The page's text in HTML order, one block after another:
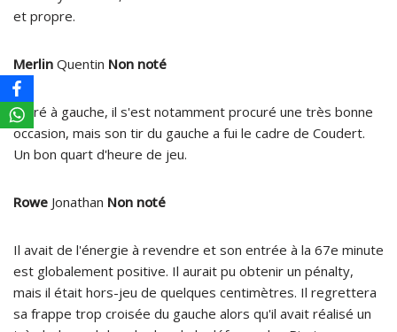
et propre.
Merlin Quentin Non noté
Entré à gauche, il s'est notamment procuré une très bonne
occasion, mais son tir du gauche a fui le cadre de Coudert.
Un bon quart d'heure de jeu.
Rowe Jonathan Non noté
Il avait de l'énergie à revendre et son entrée à la 67e minute
est globalement positive. Il aurait pu obtenir un pénalty,
mais il était hors-jeu de quelques centimètres. Il regrettera
sa frappe trop croisée du gauche alors qu'il avait réalisé un